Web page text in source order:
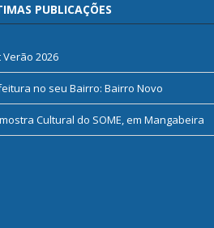
PUBLICAÇÕES
Verão 2026
no seu Bairro: Bairro Novo
Cultural do SOME, em Mangabeira